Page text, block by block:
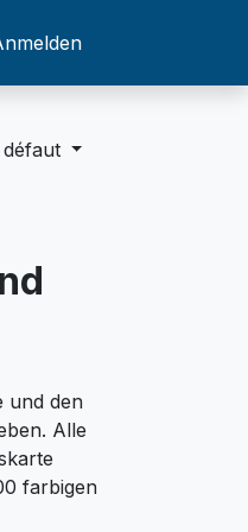
und den
Alle
farbigen